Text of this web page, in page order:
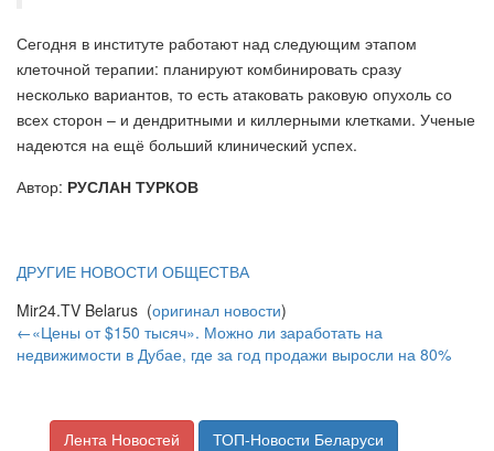
Сегодня в институте работают над следующим этапом
клеточной терапии: планируют комбинировать сразу
несколько вариантов, то есть атаковать раковую опухоль со
всех сторон – и дендритными и киллерными клетками. Ученые
надеются на ещё больший клинический успех.
Автор: РУСЛАН ТУРКОВ
ДРУГИЕ НОВОСТИ ОБЩЕСТВА
Mir24.TV Belarus (оригинал новости)
←«Цены от $150 тысяч». Можно ли заработать на
недвижимости в Дубае, где за год продажи выросли на 80%
Лента Новостей ТОП-Новости Беларуси